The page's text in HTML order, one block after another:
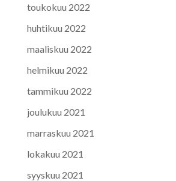
toukokuu 2022
huhtikuu 2022
maaliskuu 2022
helmikuu 2022
tammikuu 2022
joulukuu 2021
marraskuu 2021
lokakuu 2021
syyskuu 2021